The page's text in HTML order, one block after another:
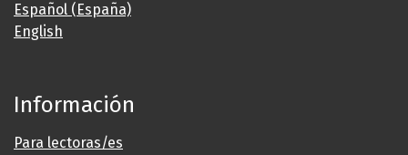
Español (España)
English
Información
Para lectoras/es